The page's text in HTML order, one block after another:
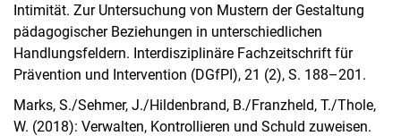
Intimität. Zur Untersuchung von Mustern der Gestaltung
pädagogischer Beziehungen in unterschiedlichen
Handlungsfeldern. Interdisziplinäre Fachzeitschrift für
Prävention und Intervention (DGfPI), 21 (2), S. 188–201.
Marks, S./Sehmer, J./Hildenbrand, B./Franzheld, T./Thole,
W. (2018): Verwalten, Kontrollieren und Schuld zuweisen.